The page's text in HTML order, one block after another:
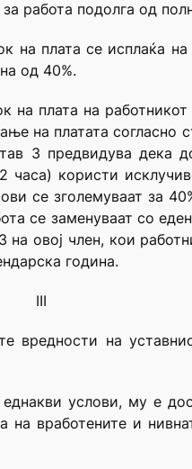
работа подолга од
плата се исплаќа
од 40%.
на плата на
на платата согласно
3 предвидува дека
часа) користи
се зголемуваат за
се заменуваат со
овој член, кои
година.
III
вредности на
услови, му е
на вработените и